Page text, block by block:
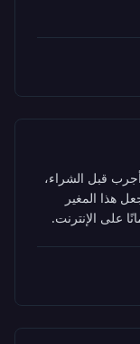
قبل الشراء،
هذا المغير
على الإنترنت.